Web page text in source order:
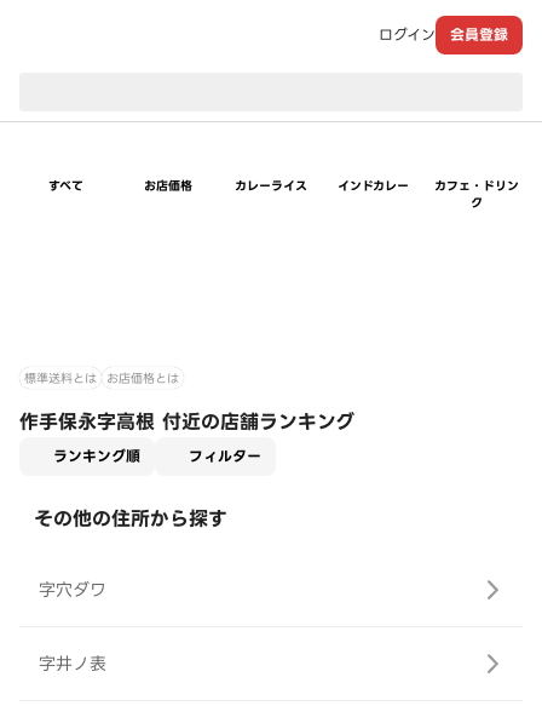
ログイン 会員登録
すべて お店価格 カレーライス インドカレー
カフェ・ドリン
ク
標準送料とは お店価格とは
作手保永字高根 付近の店舗ランキング
ランキング順 フィルター
その他の住所から探す
字穴ダワ
字井ノ表